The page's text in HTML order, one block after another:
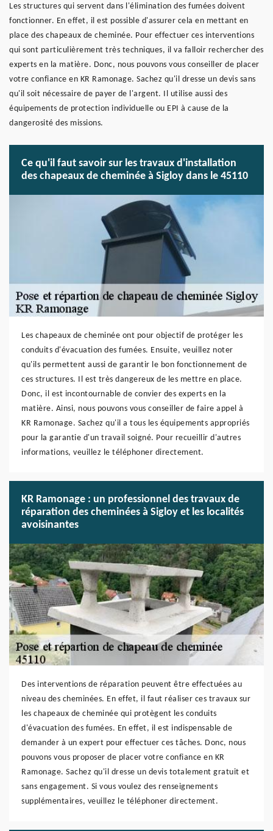
Les structures qui servent dans l'élimination des fumées doivent
fonctionner. En effet, il est possible d'assurer cela en mettant en
place des chapeaux de cheminée. Pour effectuer ces interventions
qui sont particulièrement très techniques, il va falloir rechercher des
experts en la matière. Donc, nous pouvons vous conseiller de placer
votre confiance en KR Ramonage. Sachez qu'il dresse un devis sans
qu'il soit nécessaire de payer de l'argent. Il utilise aussi des
équipements de protection individuelle ou EPI à cause de la
dangerosité des missions.
Ce qu'il faut savoir sur les travaux d'installation
des chapeaux de cheminée à Sigloy dans le 45110
Les chapeaux de cheminée ont pour objectif de protéger les
conduits d'évacuation des fumées. Ensuite, veuillez noter
qu'ils permettent aussi de garantir le bon fonctionnement de
ces structures. Il est très dangereux de les mettre en place.
Donc, il est incontournable de convier des experts en la
matière. Ainsi, nous pouvons vous conseiller de faire appel à
KR Ramonage. Sachez qu'il a tous les équipements appropriés
pour la garantie d'un travail soigné. Pour recueillir d'autres
informations, veuillez le téléphoner directement.
KR Ramonage : un professionnel des travaux de
réparation des cheminées à Sigloy et les localités
avoisinantes
Des interventions de réparation peuvent être effectuées au
niveau des cheminées. En effet, il faut réaliser ces travaux sur
les chapeaux de cheminée qui protègent les conduits
d'évacuation des fumées. En effet, il est indispensable de
demander à un expert pour effectuer ces tâches. Donc, nous
pouvons vous proposer de placer votre confiance en KR
Ramonage. Sachez qu'il dresse un devis totalement gratuit et
sans engagement. Si vous voulez des renseignements
supplémentaires, veuillez le téléphoner directement.